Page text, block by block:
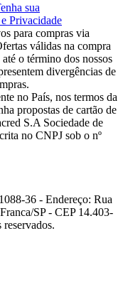
sua
Privacidade
para compras via
válidas na compra
o término dos nossos
divergências de
no País, nos termos da
propostas de cartão de
S.A Sociedade de
no CNPJ sob o nº
36 - Endereço: Rua
SP - CEP 14.403-